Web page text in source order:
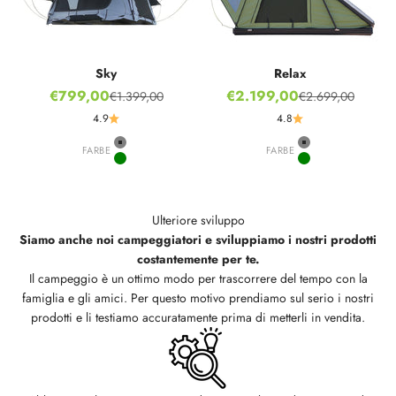
Sky
Prezzo scontato
€799,00Prezzo
€1.399,00
4.9
FARBE
Grey
Green
Relax
Prezzo scontato
€2.199,00Prezzo
€2.699,00
4.8
FARBE
Grey
Green
Ulteriore sviluppo
Siamo anche noi campeggiatori e sviluppiamo i nostri prodotti
costantemente per te.
Il campeggio è un ottimo modo per trascorrere del tempo con la
famiglia e gli amici. Per questo motivo prendiamo sul serio i nostri
prodotti e li testiamo accuratamente prima di metterli in vendita.